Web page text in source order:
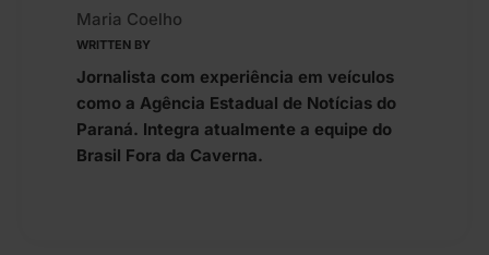
WRITTEN BY
Maria Coelho
Jornalista com experiência em veículos
como a Agência Estadual de Notícias do
Paraná. Integra atualmente a equipe do
Brasil Fora da Caverna.